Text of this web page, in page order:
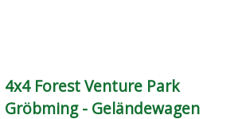
4x4 Forest Venture Park
Gröbming - Geländewagen